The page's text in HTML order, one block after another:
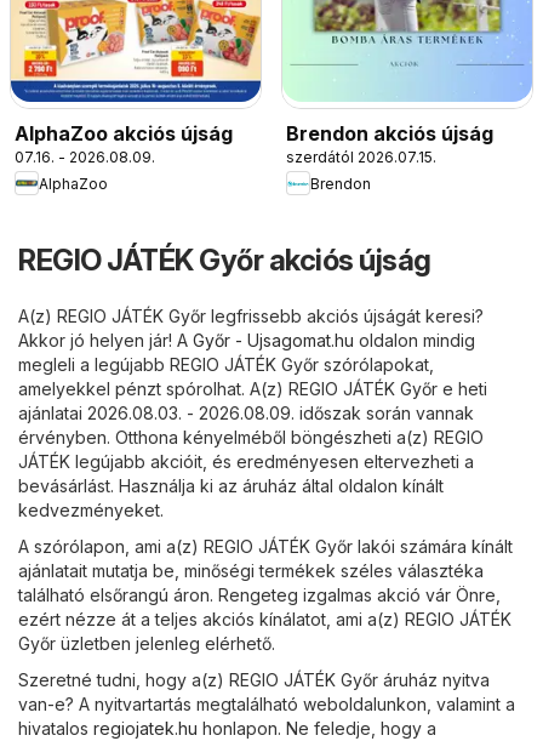
AlphaZoo akciós újság
07.16. - 2026.08.09.
AlphaZoo
Brendon akciós újság
szerdától 2026.07.15.
Brendon
REGIO JÁTÉK Győr akciós újság
A(z) REGIO JÁTÉK Győr legfrissebb akciós újságát keresi?
Akkor jó helyen jár! A Győr - Ujsagomat.hu oldalon mindig
megleli a legújabb REGIO JÁTÉK Győr szórólapokat,
amelyekkel pénzt spórolhat. A(z) REGIO JÁTÉK Győr e heti
ajánlatai 2026.08.03. - 2026.08.09. időszak során vannak
érvényben. Otthona kényelméből böngészheti a(z) REGIO
JÁTÉK legújabb akcióit, és eredményesen eltervezheti a
bevásárlást. Használja ki az áruház által oldalon kínált
kedvezményeket.
A szórólapon, ami a(z) REGIO JÁTÉK Győr lakói számára kínált
ajánlatait mutatja be, minőségi termékek széles választéka
található elsőrangú áron. Rengeteg izgalmas akció vár Önre,
ezért nézze át a teljes akciós kínálatot, ami a(z) REGIO JÁTÉK
Győr üzletben jelenleg elérhető.
Szeretné tudni, hogy a(z) REGIO JÁTÉK Győr áruház nyitva
van-e? A nyitvartartás megtalálható weboldalunkon, valamint a
hivatalos regiojatek.hu honlapon. Ne feledje, hogy a